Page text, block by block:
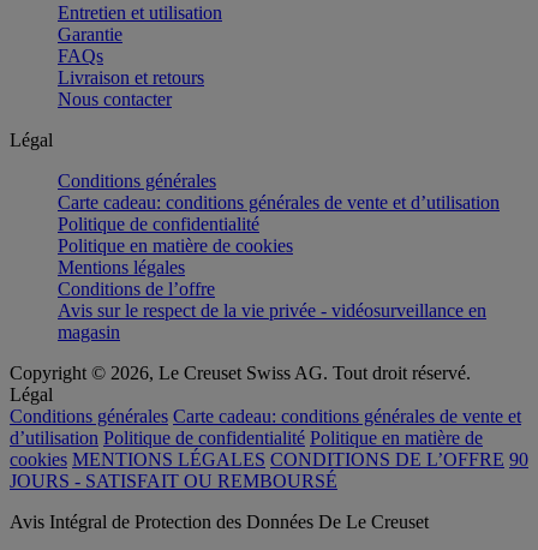
Entretien et utilisation
Garantie
FAQs
Livraison et retours
Nous contacter
Légal
Conditions générales
Carte cadeau: conditions générales de vente et d’utilisation
Politique de confidentialité
Politique en matière de cookies
Mentions légales
Conditions de l’offre
Avis sur le respect de la vie privée - vidéosurveillance en
magasin
Copyright © 2026, Le Creuset Swiss AG. Tout droit réservé.
Légal
Conditions générales Carte cadeau: conditions générales de vente et
d’utilisation Politique de confidentialité Politique en matière de
cookies MENTIONS LÉGALES CONDITIONS DE L’OFFRE 90
JOURS - SATISFAIT OU REMBOURSÉ
Avis Intégral de Protection des Données De Le Creuset